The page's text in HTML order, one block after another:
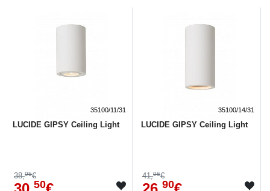
35100/11/31
LUCIDE GIPSY Ceiling Light
38,95€
50
35100/14/31
LUCIDE GIPSY Ceiling Light
41,96€
90